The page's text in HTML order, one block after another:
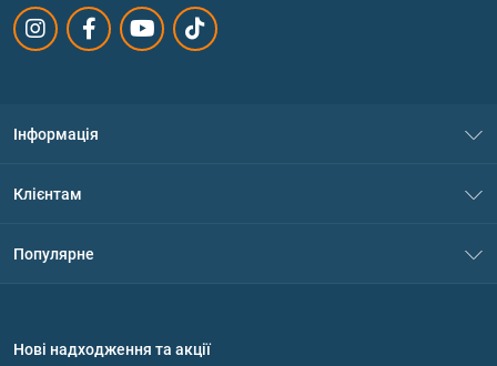
Інформація
Політика конфіденційності
Обмін та повернення
Клієнтам
Популярне
Протеїн
Нові надходження та акції